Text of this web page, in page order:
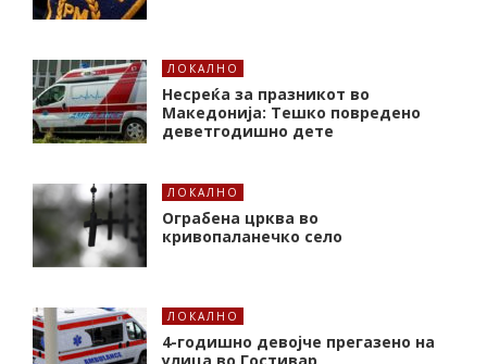
ЛОКАЛНО
Несреќа за празникот во
Македонија: Тешко повредено
деветгодишно дете
ЛОКАЛНО
Ограбена црква во
кривопаланечко село
ЛОКАЛНО
4-годишно девојче прегазено на